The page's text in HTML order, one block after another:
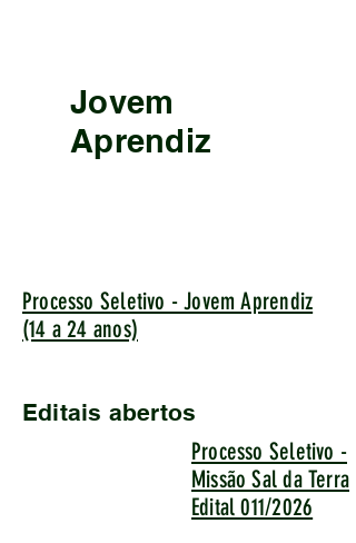
Jovem
Aprendiz
Processo Seletivo - Jovem Aprendiz
(14 a 24 anos)
Editais abertos
Processo Seletivo -
Missão Sal da Terra
Edital 011/2026